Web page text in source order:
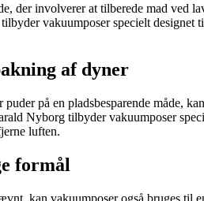
der involverer at tilberede mad ved
vakuumposer specielt designet
af dyner
på en pladsbesparende måde,
Nyborg tilbyder vakuumposer
luften.
formål